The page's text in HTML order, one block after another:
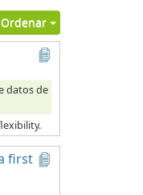
Ordenar
datos de
first